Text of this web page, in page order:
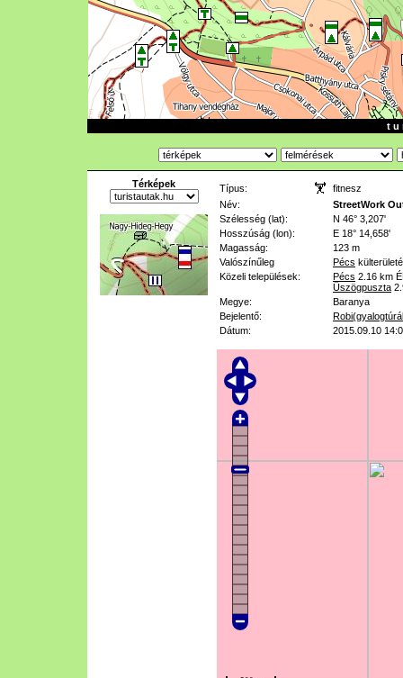
t u
Térképek Típus:
fitnesz
Név:
StreetWork
Szélesség (lat):
N 46° 3,207'
Hosszúság (lon):
E 18° 14,658'
Magasság:
123 m
Valószínűleg
Pécs
Közeli települések:
Pécs 2.16 km
Üszögpuszta
Megye:
Baranya
Bejelentő:
Dátum:
2015.09.10